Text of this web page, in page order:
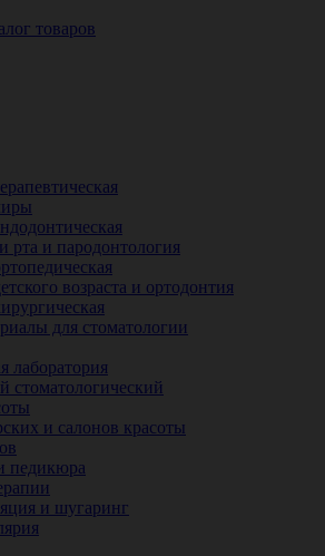
товаров
рта и пародонтология
возраста и ортодонтия
для стоматологии
лаборатория
стоматологический
и салонов красоты
педикюра
и шугаринг